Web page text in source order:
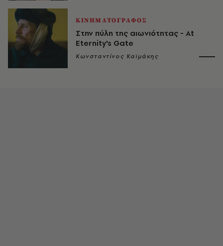
ΚΙΝΗΜΑΤΟΓΡΑΦΟΣ
Στην πύλη της αιωνιότητας - At
Eternity's Gate
Κωνσταντίνος Καϊμάκης